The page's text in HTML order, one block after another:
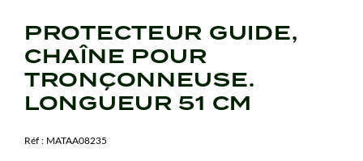
PROTECTEUR GUIDE,
CHAÎNE POUR
TRONÇONNEUSE.
LONGUEUR 51 CM
Réf : MATAA08235